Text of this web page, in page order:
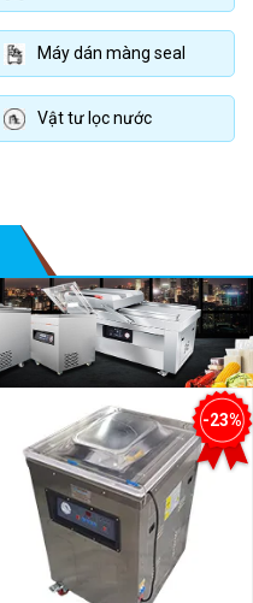
Máy dán màng seal
Vật tư lọc nước
-23%